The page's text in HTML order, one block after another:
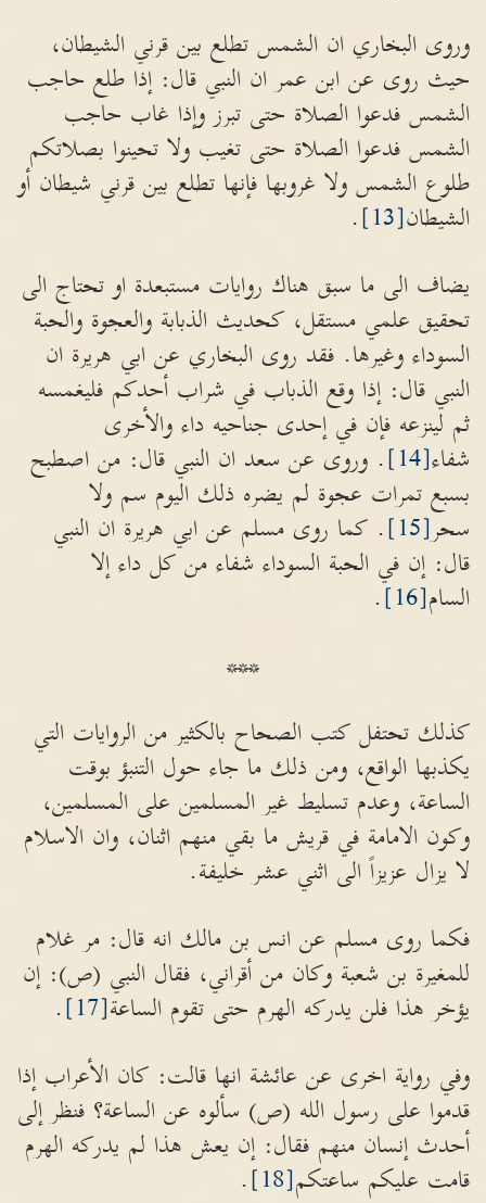
وروى البخاري ان الشمس تطلع بين قرني الشيطان،
حيث روى عن ابن عمر ان النبي قال: إذا طلع حاجب
الشمس فدعوا الصلاة حتى تبرز وإذا غاب حاجب
الشمس فدعوا الصلاة حتى تغيب ولا تحينوا بصلاتكم
طلوع الشمس ولا غروبها فإنها تطلع بين قرني شيطان أو
الشيطان[13]
.
يضاف الى ما سبق هناك روايات مستبعدة او تحتاج الى
تحقيق علمي مستقل، كحديث الذبابة والعجوة والحبة
السوداء وغيرها. فقد روى البخاري عن ابي هريرة ان
النبي قال: إذا وقع الذباب في شراب أحدكم فليغمسه
ثم لينزعه فإن في إحدى جناحيه داء والأخرى
شفاء[14]
. وروى عن سعد ان النبي قال: من اصطبح
بسبع تمرات عجوة لم يضره ذلك اليوم سم ولا
سحر[15]
. كما روى مسلم عن ابي هريرة ان النبي
قال: إن في الحبة السوداء شفاء من كل داء إلا
السام[16]
.
***
كذلك تحتفل كتب الصحاح بالكثير من الروايات التي
يكذبها الواقع، ومن ذلك ما جاء حول التنبؤ بوقت
الساعة، وعدم تسليط غير المسلمين على المسلمين،
وكون الامامة في قريش ما بقي منهم اثنان، وان الاسلام
لا يزال عزيزاً الى اثني عشر خليفة.
فكما روى مسلم عن انس بن مالك انه قال: مر غلام
للمغيرة بن شعبة وكان من أقراني، فقال النبي (ص): إن
يؤخر هذا فلن يدركه الهرم حتى تقوم الساعة[17]
.
وفي رواية اخرى عن عائشة انها قالت: كان الأعراب إذا
قدموا على رسول الله (ص) سألوه عن الساعة؟ فنظر إلى
أحدث إنسان منهم فقال: إن يعش هذا لم يدركه الهرم
قامت عليكم ساعتكم[18]
.